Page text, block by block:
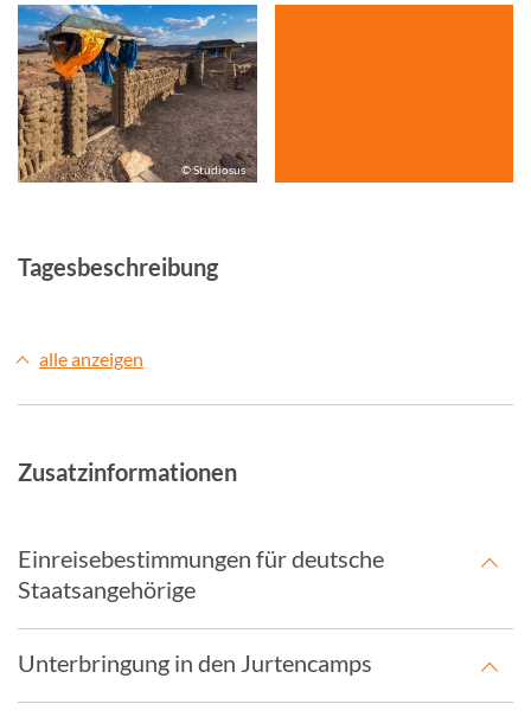
© Studiosus
Tagesbeschreibung
alle anzeigen
Zusatzinformationen
Einreisebestimmungen für deutsche
Staatsangehörige
Unterbringung in den Jurtencamps